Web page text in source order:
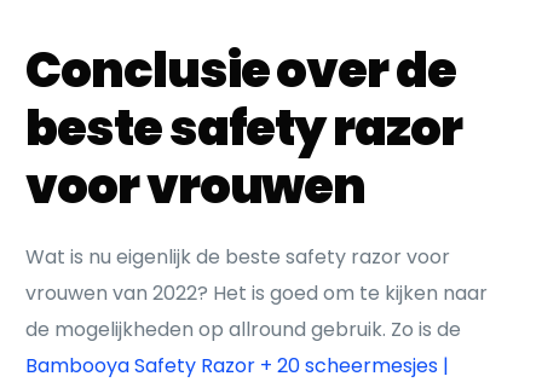
Conclusie over de
beste safety razor
voor vrouwen
Wat is nu eigenlijk de beste safety razor voor
vrouwen van 2022? Het is goed om te kijken naar
de mogelijkheden op allround gebruik. Zo is de
Bambooya Safety Razor + 20 scheermesjes |